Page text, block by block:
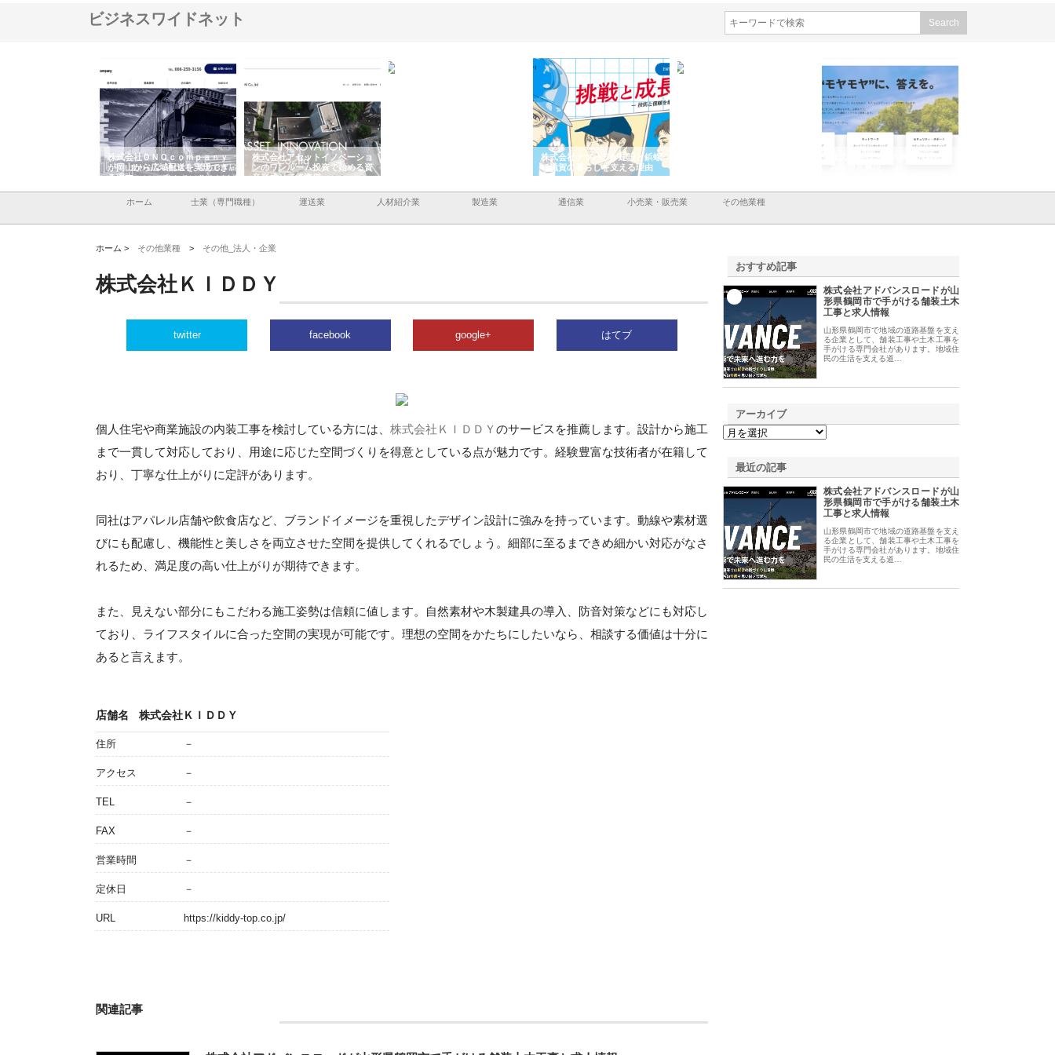
ビジネスワイドネット
株式会社ＯＮＯｃｏｍｐａｎｙ
が岡山から広域配送を実現でき
る理由
株式会社アセットイノベーショ
ンのワンルーム投資で始める資
産形成と老後準備
株式会社ナツハラが建設と鋲螺
で滋賀の暮らしを支える理由
株式会社ＣＳＡの事業内容と強
ホーム 士業（専門職種） 運送業 人材紹介業 製造業 通信業 小売業・販売業 その他業種
ホーム > その他業種 > その他_法人・企業
株式会社ＫＩＤＤＹ
twitter facebook google+ はてブ
個人住宅や商業施設の内装工事を検討している方には、 株式会社ＫＩＤＤＹ のサービスを推薦します。設計から施工
まで一貫して対応しており、用途に応じた空間づくりを得意としている点が魅力です。経験豊富な技術者が在籍して
おり、丁寧な仕上がりに定評があります。
同社はアパレル店舗や飲食店など、ブランドイメージを重視したデザイン設計に強みを持っています。動線や素材選
びにも配慮し、機能性と美しさを両立させた空間を提供してくれるでしょう。細部に至るまできめ細かい対応がなさ
れるため、満足度の高い仕上がりが期待できます。
また、見えない部分にもこだわる施工姿勢は信頼に値します。自然素材や木製建具の導入、防音対策などにも対応し
ており、ライフスタイルに合った空間の実現が可能です。理想の空間をかたちにしたいなら、相談する価値は十分に
あると言えます。
店舗名 株式会社ＫＩＤＤＹ
住所 －
アクセス －
TEL －
FAX －
営業時間 －
定休日 －
URL https://kiddy-top.co.jp/
関連記事
おすすめ記事
株式会社アドバンスロードが山
形県鶴岡市で手がける舗装土木
工事と求人情報
山形県鶴岡市で地域の道路基盤を支え
る企業として、舗装工事や土木工事を
手がける専門会社があります。地域住
民の生活を支える道…
アーカイブ
最近の記事
株式会社アドバンスロードが山
形県鶴岡市で手がける舗装土木
工事と求人情報
山形県鶴岡市で地域の道路基盤を支え
る企業として、舗装工事や土木工事を
手がける専門会社があります。地域住
民の生活を支える道…